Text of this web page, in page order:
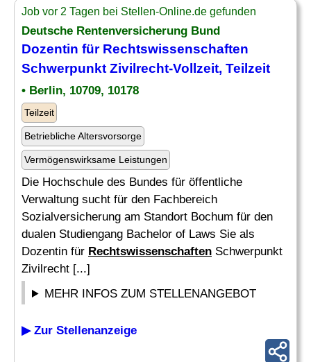
Job vor 2 Tagen bei Stellen-Online.de gefunden
Deutsche Rentenversicherung Bund
Dozentin für Rechtswissenschaften
Schwerpunkt Zivilrecht-Vollzeit, Teilzeit
• Berlin, 10709, 10178
Teilzeit
Betriebliche Altersvorsorge
Vermögenswirksame Leistungen
Die Hochschule des Bundes für öffentliche
Verwaltung sucht für den Fachbereich
Sozialversicherung am Standort Bochum für den
dualen Studiengang Bachelor of Laws Sie als
Dozentin für Rechtswissenschaften Schwerpunkt
Zivilrecht [...]
MEHR INFOS ZUM STELLENANGEBOT
▶ Zur Stellenanzeige